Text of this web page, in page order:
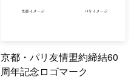
京都・パリ友情盟約締結60
周年記念ロゴマーク